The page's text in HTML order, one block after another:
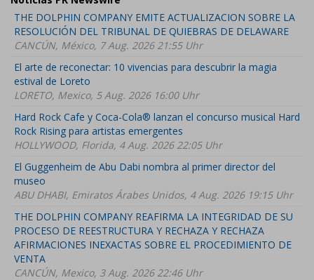
THE DOLPHIN COMPANY EMITE ACTUALIZACION SOBRE LA
RESOLUCIÓN DEL TRIBUNAL DE QUIEBRAS DE DELAWARE
CANCÚN, México, 7 Aug. 2026 21:55 Uhr
El arte de reconectar: 10 vivencias para descubrir la magia
estival de Loreto
LORETO, Mexico, 5 Aug. 2026 16:00 Uhr
Hard Rock Cafe y Coca-Cola® lanzan el concurso musical Hard
Rock Rising para artistas emergentes
HOLLYWOOD, Florida, 4 Aug. 2026 22:05 Uhr
El Guggenheim de Abu Dabi nombra al primer director del
museo
ABU DHABI, Emiratos Árabes Unidos, 4 Aug. 2026 19:15 Uhr
THE DOLPHIN COMPANY REAFIRMA LA INTEGRIDAD DE SU
PROCESO DE REESTRUCTURA Y RECHAZA Y RECHAZA
AFIRMACIONES INEXACTAS SOBRE EL PROCEDIMIENTO DE
VENTA
CANCÚN, Mexico, 3 Aug. 2026 22:46 Uhr